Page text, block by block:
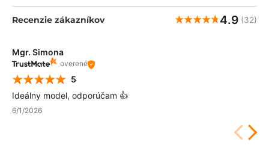
Recenzie zákazníkov 4.9 (32)
Mgr. Simona
overené
5
Ideálny model, odporúčam 👍
6/1/2026